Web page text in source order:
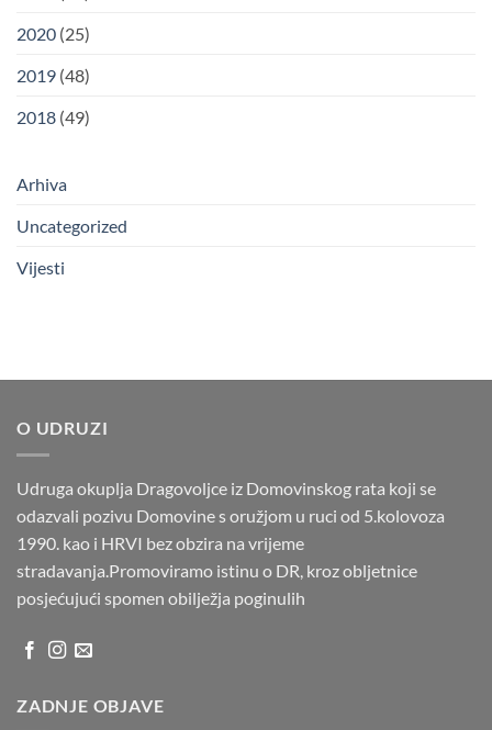
2020 (25)
2019 (48)
2018 (49)
Arhiva
Uncategorized
Vijesti
O UDRUZI
Udruga okuplja Dragovoljce iz Domovinskog rata koji se
odazvali pozivu Domovine s oružjom u ruci od 5.kolovoza
1990. kao i HRVI bez obzira na vrijeme
stradavanja.Promoviramo istinu o DR, kroz obljetnice
posjećujući spomen obilježja poginulih
ZADNJE OBJAVE